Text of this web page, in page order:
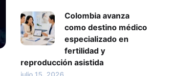
Colombia avanza
como destino médico
especializado en
fertilidad y
reproducción asistida